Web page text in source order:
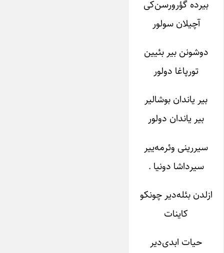
بیرده گؤرورسن‌کی
آچیلان سولور
دوشونن بیر بئیین
تورپاغا دولور
بیر یاندان بوشالیر
بیر یاندان دولور
سیررینی وئرمه‌ییر
سیرداشا دونیا .
ازلدن بئله‌دیر چونکو
کاینات
حیات ابدی‌دیر